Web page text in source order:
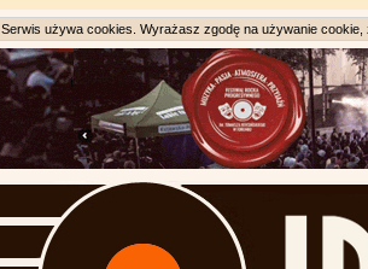
Serwis używa cookies. Wyrażasz zgodę na używanie